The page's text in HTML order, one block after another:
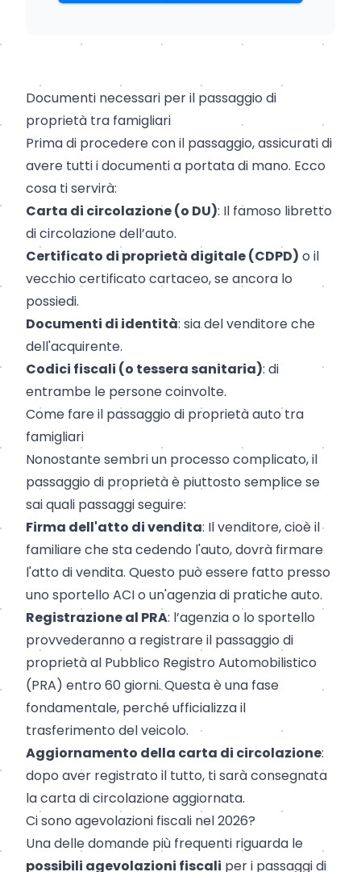
Documenti necessari per il passaggio di
proprietà tra famigliari
Prima di procedere con il passaggio, assicurati di
avere tutti i documenti a portata di mano. Ecco
cosa ti servirà:
Carta di circolazione(o DU): Il famoso libretto
di circolazione dell’auto.
Certificato di proprietà digitale(CDPD) o il
vecchio certificato cartaceo, se ancora lo
possiedi.
Documenti di identità: sia del venditore che
dell'acquirente.
Codici fiscali (o tessera sanitaria): di
entrambe le persone coinvolte.
Come fare il passaggio di proprietà auto tra
famigliari
Nonostante sembri un processo complicato, il
passaggio di proprietà è piuttosto semplice se
sai quali passaggi seguire:
Firma dell'atto di vendita: Il venditore, cioè il
familiare che sta cedendo l'auto, dovrà firmare
l'atto di vendita. Questo può essere fatto presso
uno sportello ACI o un'agenzia di pratiche auto.
Registrazione al PRA: l’agenzia o lo sportello
provvederanno a registrare il passaggio di
proprietà al Pubblico Registro Automobilistico
(PRA) entro 60 giorni. Questa è una fase
fondamentale, perché ufficializza il
trasferimento del veicolo.
Aggiornamento della carta di circolazione:
dopo aver registrato il tutto, ti sarà consegnata
la carta di circolazione aggiornata.
Ci sono agevolazioni fiscali nel 2026?
Una delle domande più frequenti riguarda le
possibili agevolazioni fiscali per i passaggi di